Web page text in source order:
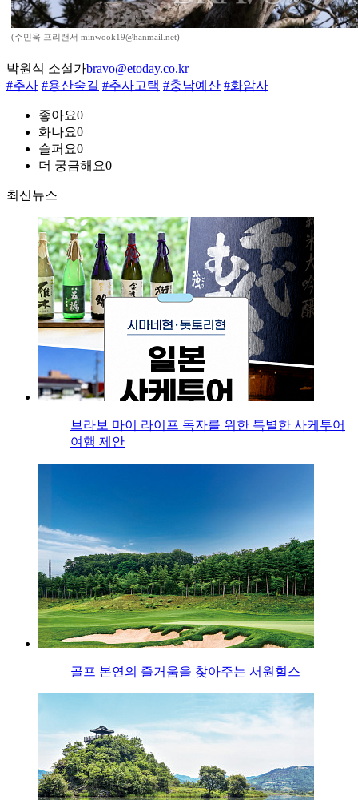
(주민욱 프리랜서 minwook19@hanmail.net)
박원식 소설가bravo@etoday.co.kr
#추사 #용산숲길 #추사고택 #충남예산 #화암사
좋아요0
화나요0
슬퍼요0
더 궁금해요0
최신뉴스
브라보 마이 라이프 독자를 위한 특별한 사케투어
여행 제안
골프 본연의 즐거움을 찾아주는 서원힐스